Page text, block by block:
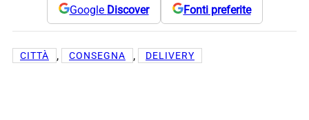
Google Discover Fonti preferite
CITTÀ , CONSEGNA , DELIVERY